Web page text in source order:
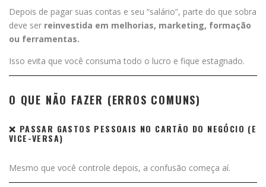
Depois de pagar suas contas e seu “salário”, parte do que sobra
deve ser reinvestida em melhorias, marketing, formação
ou ferramentas.
Isso evita que você consuma todo o lucro e fique estagnado.
O QUE NÃO FAZER (ERROS COMUNS)
❌ PASSAR GASTOS PESSOAIS NO CARTÃO DO NEGÓCIO (E
VICE-VERSA)
Mesmo que você controle depois, a confusão começa aí.